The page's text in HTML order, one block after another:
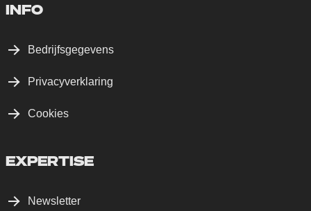
INFO
Bedrijfsgegevens
Privacyverklaring
Cookies
EXPERTISE
Newsletter